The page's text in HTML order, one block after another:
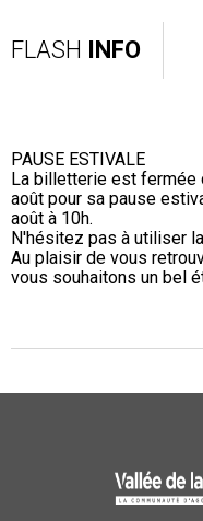
FLASH INFO
PAUSE ESTIVALE
La billetterie est fermée
août pour sa pause
août à 10h.
N'hésitez pas à utiliser
Au plaisir de vous
vous souhaitons un bel